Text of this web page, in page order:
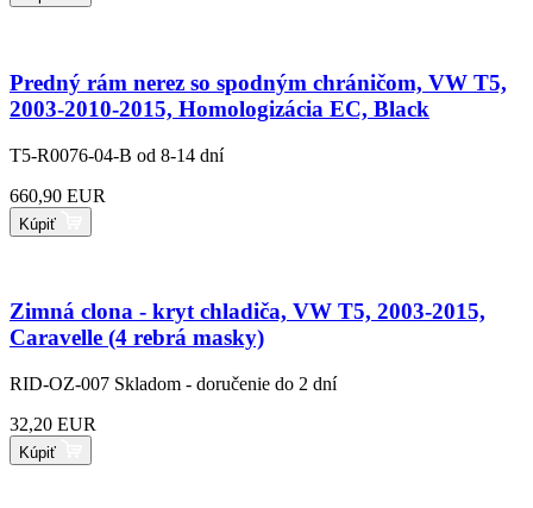
Predný rám nerez so spodným chráničom, VW T5,
2003-2010-2015, Homologizácia EC, Black
T5-R0076-04-B od 8-14 dní
660,90 EUR
Kúpiť
Zimná clona - kryt chladiča, VW T5, 2003-2015,
Caravelle (4 rebrá masky)
RID-OZ-007 Skladom - doručenie do 2 dní
32,20 EUR
Kúpiť